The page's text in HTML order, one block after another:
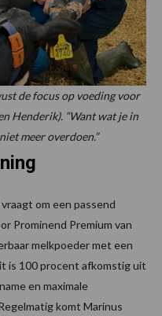
de focus op voeding voor
Henderik). “Want wat je in
meer overdoen.”
om een passend
Prominend Premium van
melkpoeder met een
is 100 procent afkomstig uit
en maximale
komt Marinus